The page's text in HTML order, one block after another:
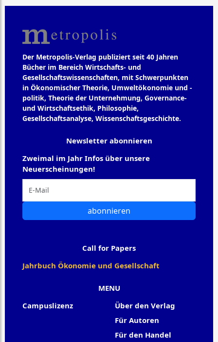
Der Metropolis-Verlag publiziert seit 40 Jahren
Bücher im Bereich Wirtschafts- und
Gesellschaftswissenschaften, mit Schwerpunkten
in Ökonomischer Theorie, Umweltökonomie und -
politik, Theorie der Unternehmung, Governance-
und Wirtschaftsethik, Philosophie,
Gesellschaftsanalyse, Wissenschaftsgeschichte.
MENU
Campuslizenz
Über den Verlag
Für Autoren
Für den Handel
Newsletter abonnieren
Zweimal im Jahr Infos über unsere
Neuerscheinungen!
abonnieren
Call for Papers
Jahrbuch Ökonomie und Gesellschaft